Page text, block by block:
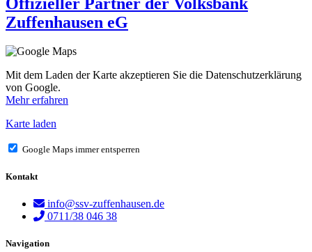
Zuffenhausen eG
Mit dem Laden der Karte akzeptieren Sie die Datenschutzerklärung
von Google.
Mehr erfahren
Karte laden
Google Maps immer entsperren
Kontakt
info@ssv-zuffenhausen.de
0711/38 046 38
Navigation